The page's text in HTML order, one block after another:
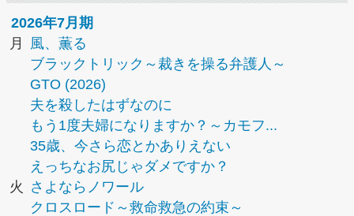
2026年7月期
月
風、薫る
ブラックトリック～裁きを操る弁護人～
GTO (2026)
夫を殺したはずなのに
もう1度夫婦になりますか？～カモフ...
35歳、今さら恋とかありえない
えっちなお尻じゃダメですか？
火
さよならノワール
クロスロード～救命救急の約束～